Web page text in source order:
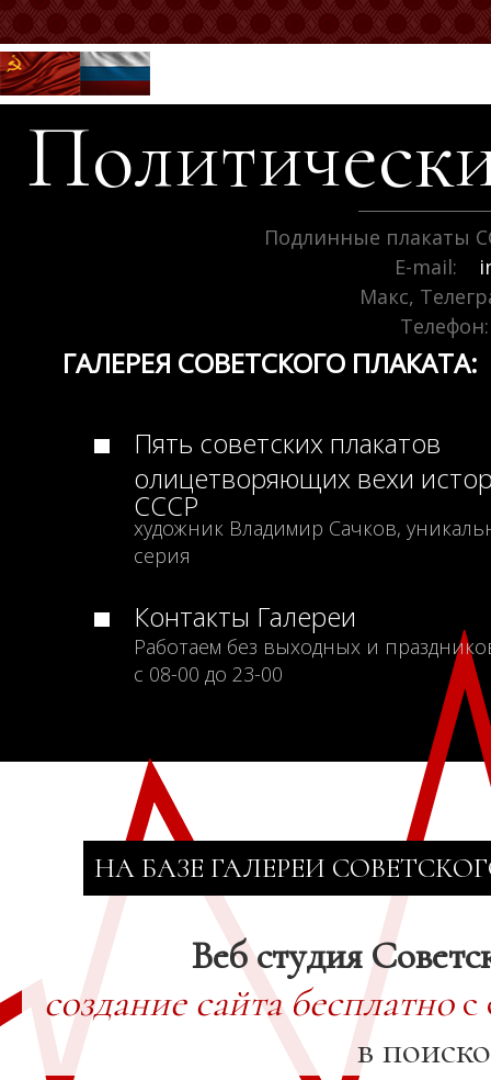
Подлинные плакаты
E-mail:
Макс,
Телефон:
ГАЛЕРЕЯ СОВЕТСКОГО ПЛАКАТА:
Пять советских плакатов
олицетворяющих вехи
СССР
художник Владимир Сачков,
серия
Контакты Галереи
Работаем без выходных и
с 08-00 до 23-00
НА БАЗЕ ГАЛЕРЕИ
Веб студия
создание сайта бесплатнос
в